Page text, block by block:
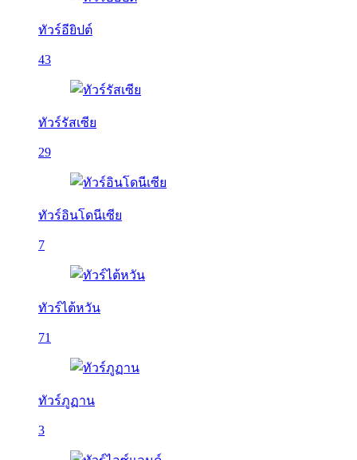
ทัวร์อียิปต์
43
ทัวร์รัสเซีย
29
ทัวร์อินโดนีเซีย
7
ทัวร์ไต้หวัน
71
ทัวร์ภูฏาน
3